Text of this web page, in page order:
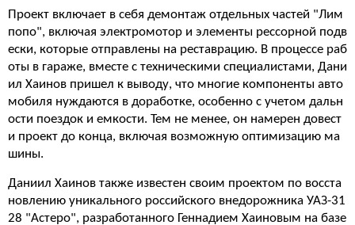
Проект включает в себя демонтаж отдельных частей "Лим
попо", включая электромотор и элементы рессорной подв
ески, которые отправлены на реставрацию. В процессе раб
оты в гараже, вместе с техническими специалистами, Дани
ил Хаинов пришел к выводу, что многие компоненты авто
мобиля нуждаются в доработке, особенно с учетом дальн
ости поездок и емкости. Тем не менее, он намерен довест
и проект до конца, включая возможную оптимизацию ма
шины.
Даниил Хаинов также известен своим проектом по восста
новлению уникального российского внедорожника УАЗ-31
28 "Астеро", разработанного Геннадием Хаиновым на базе